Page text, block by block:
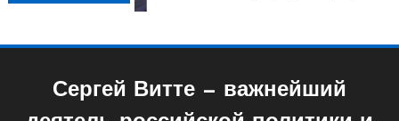
Сергей Витте — важнейший